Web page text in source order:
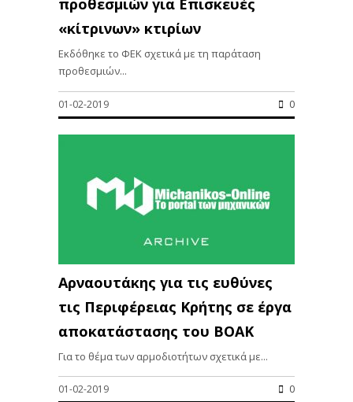
προθεσμιών για Επισκευές
«κίτρινων» κτιρίων
Eκδόθηκε το ΦΕΚ σχετικά με τη παράταση
προθεσμιών...
01-02-2019 0
Αρναουτάκης για τις ευθύνες
τις Περιφέρειας Κρήτης σε έργα
αποκατάστασης του ΒΟΑΚ
Για το θέμα των αρμοδιοτήτων σχετικά με...
01-02-2019 0